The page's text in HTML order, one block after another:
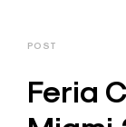
POST
Feria